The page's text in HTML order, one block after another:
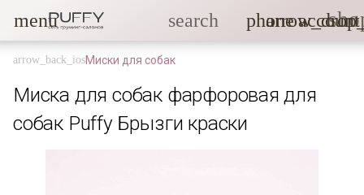
menu search phone
Миски для собак
Миска для собак фарфоровая для
собак Puffy Брызги краски